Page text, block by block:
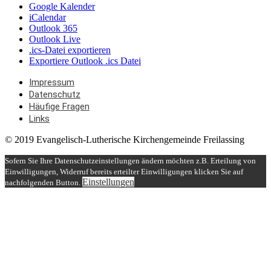
Google Kalender
iCalendar
Outlook 365
Outlook Live
.ics-Datei exportieren
Exportiere Outlook .ics Datei
Impressum
Datenschutz
Häufige Fragen
Links
© 2019 Evangelisch-Lutherische Kirchengemeinde Freilassing
Sofern Sie Ihre Datenschutzeinstellungen ändern möchten z.B. Erteilung von
Einwilligungen, Widerruf bereits erteilter Einwilligungen klicken Sie auf
nachfolgenden Button. Einstellungen